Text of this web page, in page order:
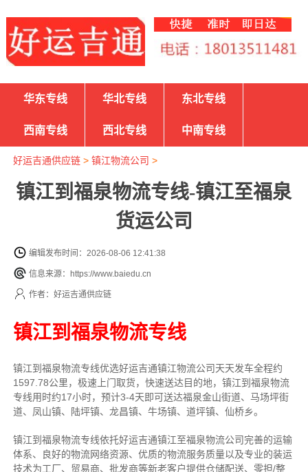
华东专线 华北专线 东北专线
西南专线 西北专线 中南专线
好运吉通供应链> 镇江物流公司 >
镇江到福泉物流专线-镇江至福泉
货运公司
编辑发布时间：2026-08-06 12:41:38
信息来源：https://www.baiedu.cn
作者：好运吉通供应链
镇江到福泉物流专线
镇江到福泉物流专线优选好运吉通镇江物流公司天天发车全程约
1597.78公里， 极速上门取货，快速送达目的地，镇江到福泉物流
专线用时约17小时，预计3-4天即可送达福泉金山街道、马场坪街
道、凤山镇、陆坪镇、龙昌镇、牛场镇、道坪镇、仙桥乡。
镇江到福泉物流专线依托好运吉通镇江至福泉物流公司完善的运输
体系、良好的物流网络资源、优质的物流服务质量以及专业的装运
技术为工厂、贸易商、批发商等新老客户提供仓储配送、零担/整